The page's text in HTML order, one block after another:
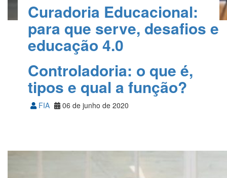
Curadoria Educacional:
para que serve, desafios e
educação 4.0
Eduardo Savarese Neto 22 de junho de 2020
Controladoria: o que é,
tipos e qual a função?
FIA 06 de junho de 2020